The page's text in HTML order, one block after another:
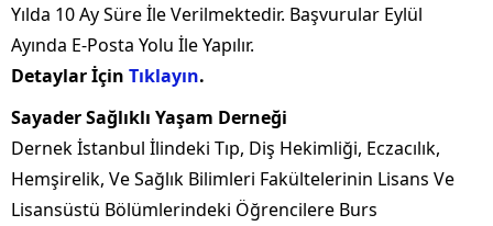
Yılda 10 Ay Süre İle Verilmektedir. Başvurular Eylül
Ayında E-Posta Yolu İle Yapılır.
Detaylar İçin Tıklayın.
Sayader Sağlıklı Yaşam Derneği
Dernek İstanbul İlindeki Tıp, Diş Hekimliği, Eczacılık,
Hemşirelik, Ve Sağlık Bilimleri Fakültelerinin Lisans Ve
Lisansüstü Bölümlerindeki Öğrencilere Burs